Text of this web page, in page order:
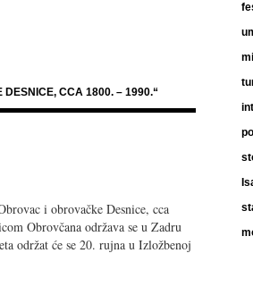
DESNICE, CCA 1800. – 1990.“
i obrovačke Desnice, cca
Obrovčana održava se u Zadru
održat će se 20. rujna u Izložbenoj